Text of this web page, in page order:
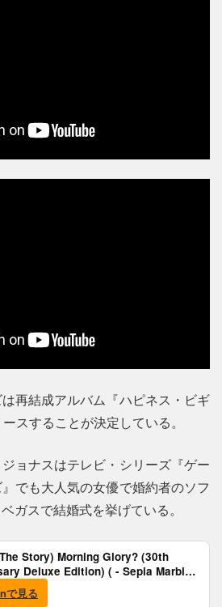
再結成アルバム『ハピネス・ビギ
スすることが決定している。
ョナスはテレビ・シリーズ『ゲー
でも大人気の女優で婚約者のソフ
ガスで結婚式を挙げている。
Story) Morning Glory? (30th
Deluxe Edition) ( - Sepia Marble
で見る